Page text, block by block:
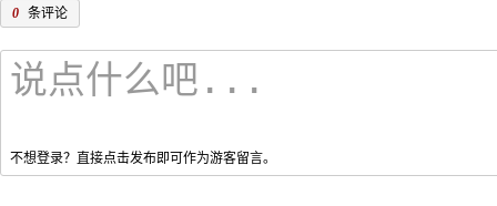
0 条评论
不想登录？直接点击发布即可作为游客留言。